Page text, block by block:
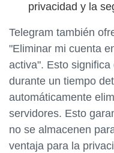
privacidad y la
Telegram también
"Eliminar mi cuenta
activa". Esto
durante un tiempo
automáticamente
servidores. Esto
no se almacenen
ventaja para la